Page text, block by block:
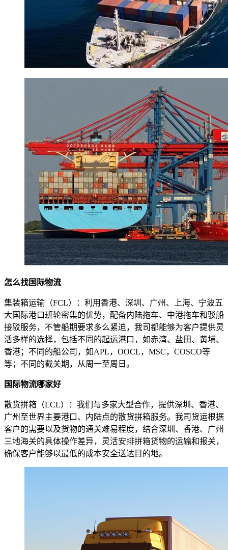
怎么找国际物流
集装箱运输（FCL）：利用香港、深圳、广州、上海、宁波五
大国际港口班轮密集的优势，配备内陆拖车、中港拖车和驳船
接驳服务，不管船期要求多么紧迫，我司都能够为客户提供灵
活多样的选择，包括不同的起运港口，如赤湾、盐田、黄埔、
香港；不同的船公司，如APL，OOCL，MSC，COSCO等
等；不同的截关期，从周一至周日。
国际物流哪家好
散货拼箱（LCL）：我们与多家大型合作，提供深圳、香港、
广州至世界主要港口、内陆点的散货拼箱服务。我司货运根据
客户的需要以及货物的通关难易程度，结合深圳、香港、广州
三地海关的具体操作差异，灵活安排拼箱货物的运输和报关，
确保客户能够以最低的成本安全送达目的地。